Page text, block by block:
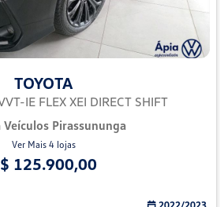
TOYOTA
IE FLEX XEI DIRECT SHIFT
Veículos Pirassununga
Ver Mais 4 lojas
125.900,00